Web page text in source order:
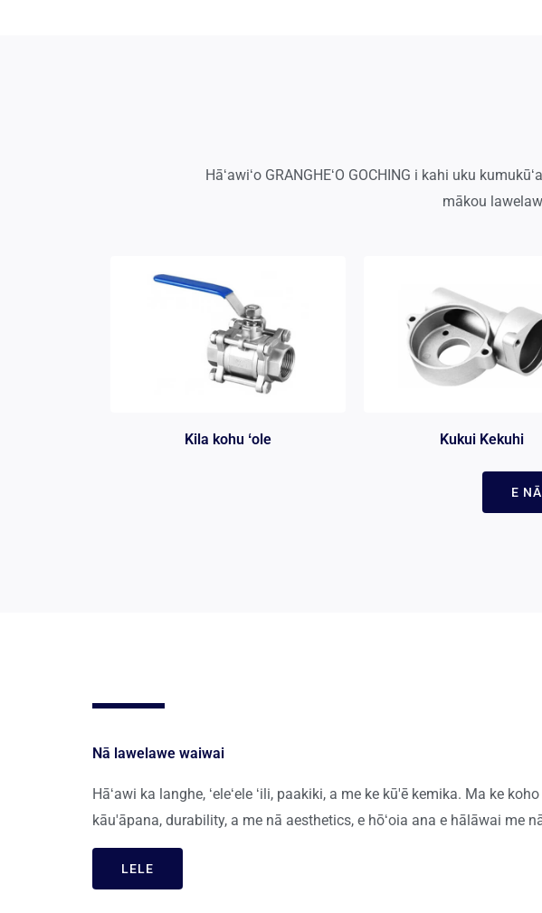
Hāʻawiʻo GRANGHEʻO GOCHING i kahi uku
mākou
Kila kohu ʻole Kukui Kekuhi
E
Nā lawelawe waiwai
Hāʻawi ka langhe, ʻeleʻele ʻili, paakiki, a me ke kū'ē kemika. Ma ke
kāu'āpana, durability, a me nā aesthetics, e hōʻoia ana e hālāwai me
LELE